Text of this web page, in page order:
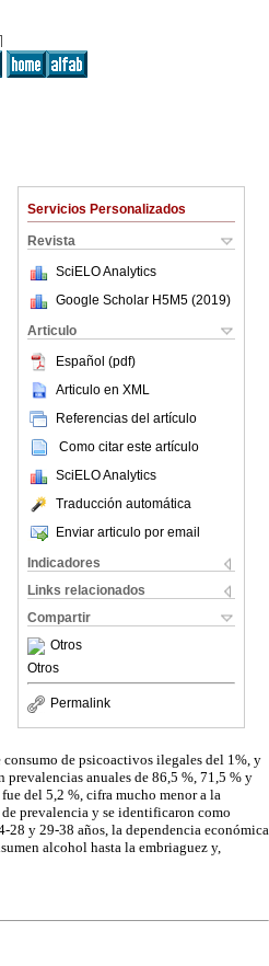
Servicios Personalizados
Revista
SciELO Analytics
Google Scholar H5M5 (2019)
Articulo
Español (pdf)
Articulo en XML
Referencias del artículo
Como citar este artículo
SciELO Analytics
Traducción automática
Enviar articulo por email
Indicadores
Links relacionados
Compartir
Otros
Otros
Permalink
de psicoactivos ilegales del 1%, y
anuales de 86,5 %, 71,5 % y
del 5,2 %, cifra mucho menor a la
prevalencia y se identificaron como
28 y 29-38 años, la dependencia económica
alcohol hasta la embriaguez y,